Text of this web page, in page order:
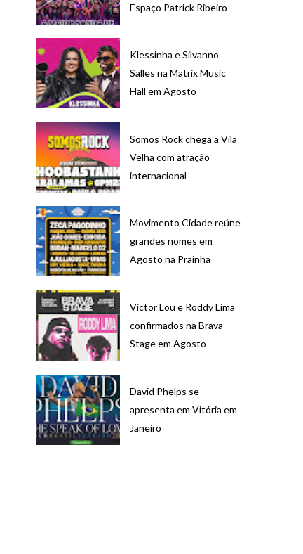
Espaço Patrick Ribeiro
Klessinha e Silvanno
Salles na Matrix Music
Hall em Agosto
Somos Rock chega a Vila
Velha com atração
internacional
Movimento Cidade reúne
grandes nomes em
Agosto na Prainha
Victor Lou e Roddy Lima
confirmados na Brava
Stage em Agosto
David Phelps se
apresenta em Vitória em
Janeiro